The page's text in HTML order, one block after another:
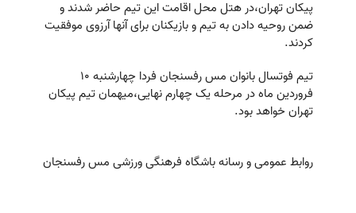
پیکان تهران،در هتل محل اقامت این تیم حاضر شدند و
ضمن روحیه دادن به تیم و بازیکنان برای آنها آرزوی موفقیت
کردند.
تیم فوتسال بانوان مس رفسنجان فردا چهارشنبه ۱۰
فروردین ماه در مرحله یک چهارم نهایی،میهمان تیم پیکان
تهران خواهد بود.
روابط عمومی و رسانه باشگاه فرهنگی ورزشی مس رفسنجان